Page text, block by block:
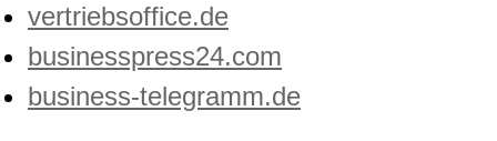
vertriebsoffice.de
businesspress24.com
business-telegramm.de